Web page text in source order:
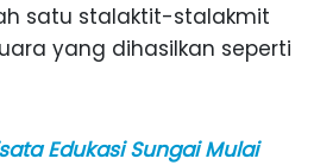
satu stalaktit-stalakmit
yang dihasilkan seperti
Edukasi Sungai Mulai